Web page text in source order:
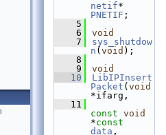
netif
PNETIF ;
    5
    6
void
    7
sys_shutdow
n ( void );
    8
    9
void
   10
LibIPInsert
Packet ( void
*ifarg,
   11
const void
*const
data ,